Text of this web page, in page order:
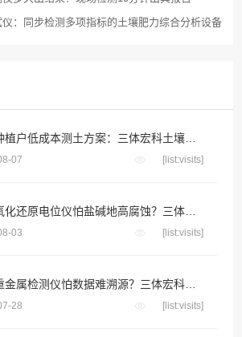
：同步检测多项指标的土壤肥力综合分析设备
07 [list:visits]
03 [list:visits]
28 [list:visits]